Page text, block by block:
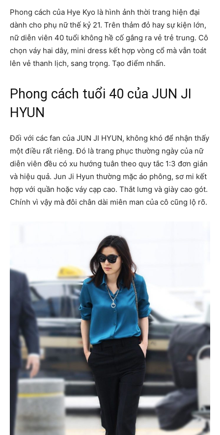
Phong cách của Hye Kyo là hình ảnh thời trang hiện đại
dành cho phụ nữ thế kỷ 21. Trên thảm đỏ hay sự kiện lớn,
nữ diễn viên 40 tuổi không hề cố gắng ra vẻ trẻ trung. Cô
chọn váy hai dây, mini dress kết hợp vòng cổ mà vẫn toát
lên vẻ thanh lịch, sang trọng. Tạo điểm nhấn.
Phong cách tuổi 40 của JUN JI
HYUN
Đối với các fan của JUN JI HYUN, không khó để nhận thấy
một điều rất riêng. Đó là trang phục thường ngày của nữ
diễn viên đều có xu hướng tuân theo quy tắc 1:3 đơn giản
và hiệu quả. Jun Ji Hyun thường mặc áo phông, sơ mi kết
hợp với quần hoặc váy cạp cao. Thắt lưng và giày cao gót.
Chính vì vậy mà đôi chân dài miên man của cô cũng lộ rõ.